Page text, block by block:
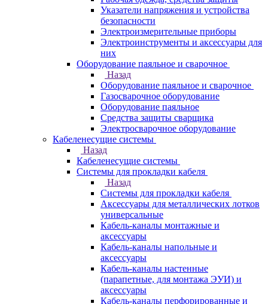
Указатели напряжения и устройства
безопасности
Электроизмерительные приборы
Электроинструменты и аксессуары для
них
Оборудование паяльное и сварочное
Назад
Оборудование паяльное и сварочное
Газосварочное оборудование
Оборудование паяльное
Средства защиты сварщика
Электросварочное оборудование
Кабеленесущие системы
Назад
Кабеленесущие системы
Системы для прокладки кабеля
Назад
Системы для прокладки кабеля
Аксессуары для металлических лотков
универсальные
Кабель-каналы монтажные и
аксессуары
Кабель-каналы напольные и
аксессуары
Кабель-каналы настенные
(парапетные, для монтажа ЭУИ) и
аксессуары
Кабель-каналы перфорированные и